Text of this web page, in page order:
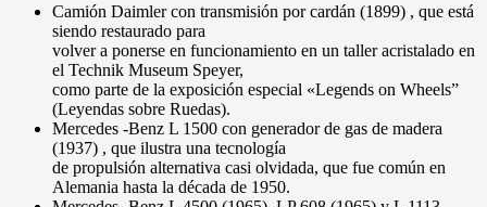
Camión Daimler con transmisión por cardán (1899) , que está
siendo restaurado para
volver a ponerse en funcionamiento en un taller acristalado en
el Technik Museum Speyer,
como parte de la exposición especial «Legends on Wheels”
(Leyendas sobre Ruedas).
Mercedes -Benz L 1500 con generador de gas de madera
(1937) , que ilustra una tecnología
de propulsión alternativa casi olvidada, que fue común en
Alemania hasta la década de 1950.